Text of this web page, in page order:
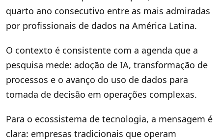
quarto ano consecutivo entre as mais admiradas
por profissionais de dados na América Latina.
O contexto é consistente com a agenda que a
pesquisa mede: adoção de IA, transformação de
processos e o avanço do uso de dados para
tomada de decisão em operações complexas.
Para o ecossistema de tecnologia, a mensagem é
clara: empresas tradicionais que operam